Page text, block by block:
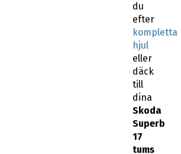
du
efter
kompletta
hjul
eller
däck
till
dina
Skoda
Superb
17
tums